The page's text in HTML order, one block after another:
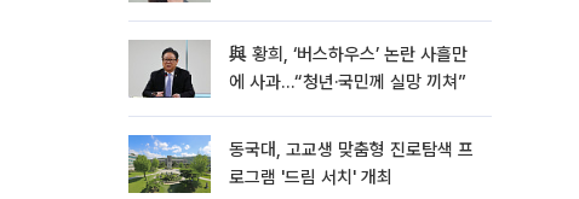
與 황희, ‘버스하우스’ 논란 사흘만
에 사과…“청년·국민께 실망 끼쳐”
동국대, 고교생 맞춤형 진로탐색 프
로그램 '드림 서치' 개최